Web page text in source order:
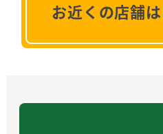
お近くの店舗